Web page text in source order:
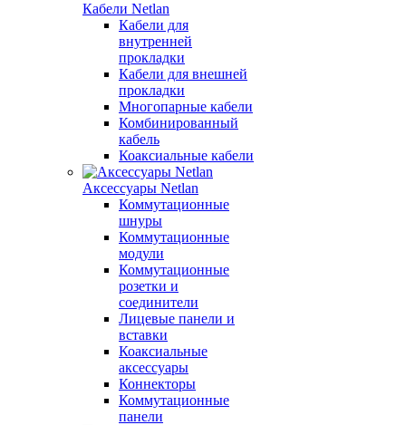
Кабели Netlan
Кабели для
внутренней
прокладки
Кабели для внешней
прокладки
Многопарные кабели
Комбинированный
кабель
Коаксиальные кабели
Аксессуары Netlan
Коммутационные
шнуры
Коммутационные
модули
Коммутационные
розетки и
соединители
Лицевые панели и
вставки
Коаксиальные
аксессуары
Коннекторы
Коммутационные
панели